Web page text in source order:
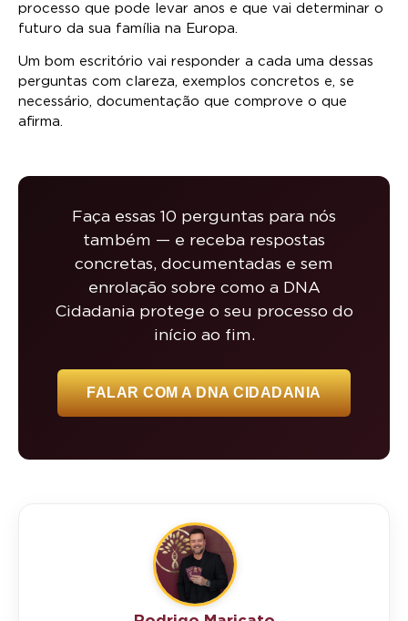
processo que pode levar anos e que vai determinar o
futuro da sua família na Europa.
Um bom escritório vai responder a cada uma dessas
perguntas com clareza, exemplos concretos e, se
necessário, documentação que comprove o que
afirma.
Faça essas 10 perguntas para nós
também — e receba respostas
concretas, documentadas e sem
enrolação sobre como a DNA
Cidadania protege o seu processo do
início ao fim.
FALAR COM A DNA CIDADANIA